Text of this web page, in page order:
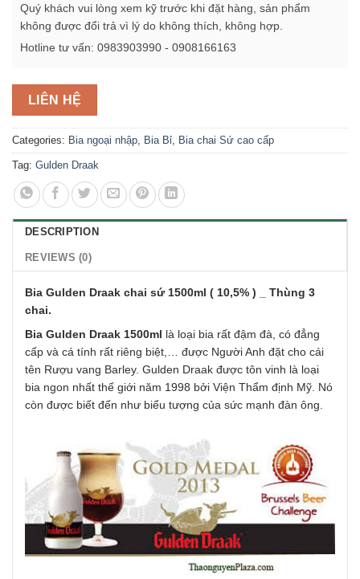
Quý khách vui lòng xem kỹ trước khi đặt hàng, sản phẩm
không được đổi trả vì lý do không thích, không hợp.
Hotline tư vấn: 0983903990 - 0908166163
LIÊN HỆ
Categories: Bia ngoại nhập, Bia Bỉ, Bia chai Sứ cao cấp
Tag: Gulden Draak
DESCRIPTION
REVIEWS (0)
Bia Gulden Draak chai sứ 1500ml ( 10,5% ) _ Thùng 3
chai.
Bia Gulden Draak 1500ml là loại bia rất đậm đà, có đẳng
cấp và cá tính rất riêng biệt,… được Người Anh đặt cho cái
tên Rượu vang Barley. Gulden Draak được tôn vinh là loại
bia ngon nhất thế giới năm 1998 bởi Viện Thẩm định Mỹ. Nó
còn được biết đến như biểu tượng của sức mạnh đàn ông.